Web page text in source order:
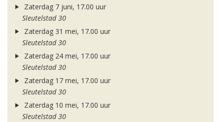
Zaterdag 7 juni, 17.00 uur
Sleutelstad 30
Zaterdag 31 mei, 17.00 uur
Sleutelstad 30
Zaterdag 24 mei, 17.00 uur
Sleutelstad 30
Zaterdag 17 mei, 17.00 uur
Sleutelstad 30
Zaterdag 10 mei, 17.00 uur
Sleutelstad 30